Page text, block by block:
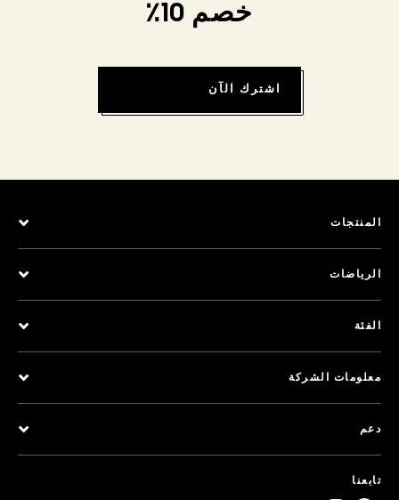
خصم 10٪
اشترك الآن
المنتجات
الرياضات
الفئة
معلومات الشركة
دعم
تابعنا